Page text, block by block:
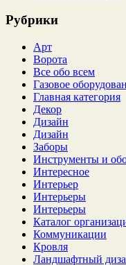
Рубрики
Арт
Ворота
Все обо всем
Газовое
Главная категория
Декор
Дизайн
Дизайн
Заборы
Инструменты и
Интересное
Интерьер
Интерьеры
Интерьеры
Каталог
Коммуникации
Кровля
Ландшафтный